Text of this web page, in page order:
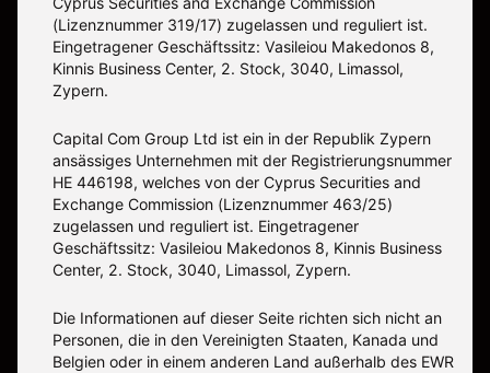
(Lizenznummer 319/17) zugelassen und reguliert ist.
Eingetragener Geschäftssitz: Vasileiou Makedonos 8,
Kinnis Business Center, 2. Stock, 3040, Limassol,
Zypern.
Capital Com Group Ltd ist ein in der Republik Zypern
ansässiges Unternehmen mit der Registrierungsnummer
ΗΕ 446198, welches von der Cyprus Securities and
Exchange Commission (Lizenznummer 463/25)
zugelassen und reguliert ist. Eingetragener
Geschäftssitz: Vasileiou Makedonos 8, Kinnis Business
Center, 2. Stock, 3040, Limassol, Zypern.
Die Informationen auf dieser Seite richten sich nicht an
Personen, die in den Vereinigten Staaten, Kanada und
Belgien oder in einem anderen Land außerhalb des EWR